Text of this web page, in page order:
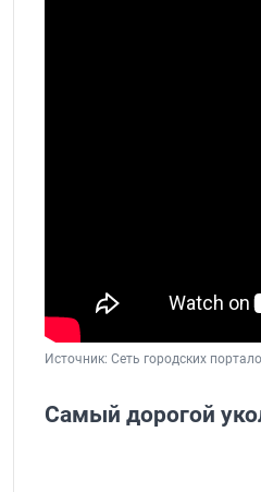
Источник: Сеть городских
Самый дорогой